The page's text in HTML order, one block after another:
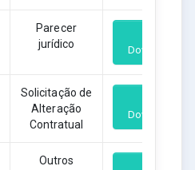
Parecer
jurídico
Download
Solicitação de
Alteração
Contratual
Download
Outros